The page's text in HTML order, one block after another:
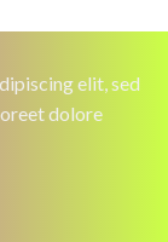
elit, sed
dolore